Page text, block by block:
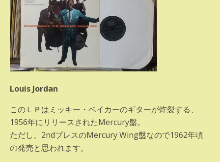
Louis Jordan
このＬＰはミッキー・ベイカーのギターが炸裂する、
1956年にリリースされたMercury盤。
ただし、2ndプレスのMercury Wing盤なので1962年頃
の発売と思われます。